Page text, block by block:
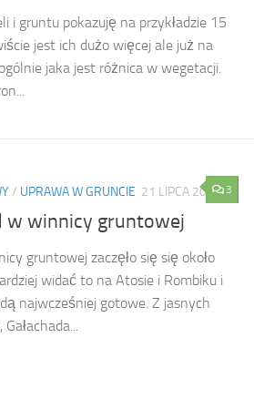
i gruntu pokazuję na przykładzie 15
jest ich dużo więcej ale już na
jaka jest różnica w wegetacji.
3
/ UPRAWA W GRUNCIE 21 LIPCA 2019
w winnicy gruntowej
gruntowej zaczęło się się około
widać to na Atosie i Rombiku i
najwcześniej gotowe. Z jasnych